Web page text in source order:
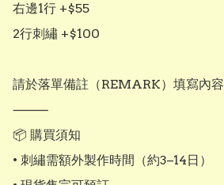
右邊1行 +$55
2行刺繡 +$100
請於落單備註（REMARK）填寫內容
⸻
📦 購買須知
• 刺繡需額外製作時間（約3–14日）